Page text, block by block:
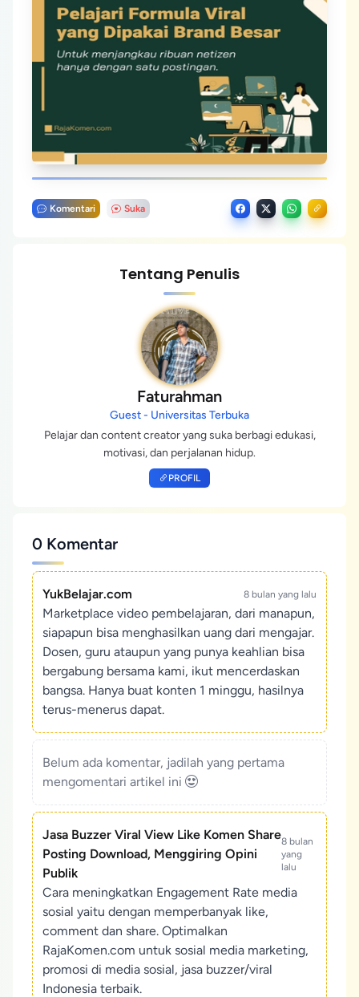
Komentari Suka
Tentang Penulis
Faturahman
Guest - Universitas Terbuka
Pelajar dan content creator yang suka berbagi edukasi,
motivasi, dan perjalanan hidup.
PROFIL
0 Komentar
YukBelajar.com 8 bulan yang lalu
Marketplace video pembelajaran, dari manapun,
siapapun bisa menghasilkan uang dari mengajar.
Dosen, guru ataupun yang punya keahlian bisa
bergabung bersama kami, ikut mencerdaskan
bangsa. Hanya buat konten 1 minggu, hasilnya
terus-menerus dapat.
Belum ada komentar, jadilah yang pertama
mengomentari artikel ini
Jasa Buzzer Viral View Like Komen Share
Posting Download, Menggiring Opini
Publik
8 bulan
yang
lalu
Cara meningkatkan Engagement Rate media
sosial yaitu dengan memperbanyak like,
comment dan share. Optimalkan
RajaKomen.com untuk sosial media marketing,
promosi di media sosial, jasa buzzer/viral
Indonesia terbaik.